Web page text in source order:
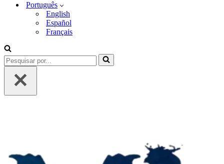
Português
English
Español
Français
Pesquisar
por...